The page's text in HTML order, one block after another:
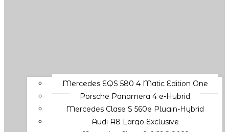
Mercedes EQS 580 4 Matic Edition One
Porsche Panamera 4 e-Hybrid
Mercedes Clase S 560e Plugin-Hybrid
Audi A8 Largo Exclusive